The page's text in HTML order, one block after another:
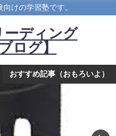
けの学習塾です。
ディング
ログ】
おすすめ記事（おもろいよ）